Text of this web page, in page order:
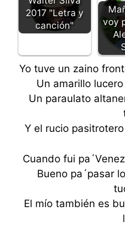
2017 "Letra y
canción"
voy
Yo tuve un zaino
Un amarillo
Un paraulato
Y el rucio
Cuando fui
Bueno pa´pasar
El mío también es